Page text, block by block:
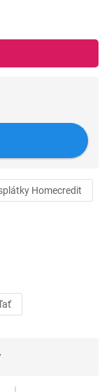
splátky Homecredit